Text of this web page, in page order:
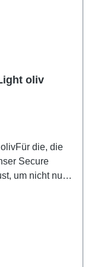
oliv
die, die
Secure
um nicht nur